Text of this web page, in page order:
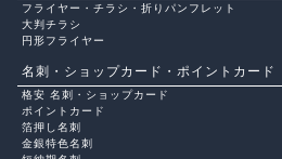
フライヤー・チラシ・折りパンフレット
大判チラシ
円形フライヤー
名刺・ショップカード・ポイントカード
格安 名刺・ショップカード
ポイントカード
箔押し名刺
金銀特色名刺